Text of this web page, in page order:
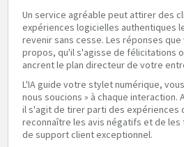
Un service agréable peut attirer des
expériences logicielles authentiques
revenir sans cesse. Les réponses
propos, qu'il s'agisse de félicitations
ancrent le plan directeur de votre
L'IA guide votre stylet numérique,
nous soucions » à chaque interaction.
il s'agit de tirer parti des expériences
reconnaître les avis négatifs et de
de support client exceptionnel.